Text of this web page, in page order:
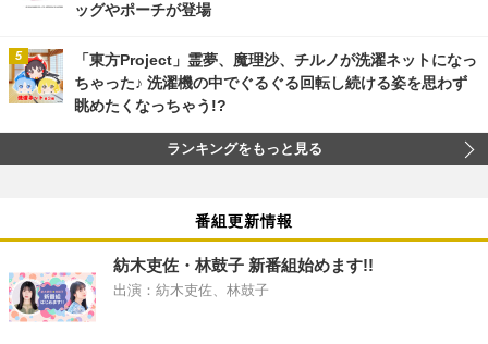
ッグやポーチが登場
「東方Project」霊夢、魔理沙、チルノが洗濯ネットになっ
ちゃった♪ 洗濯機の中でぐるぐる回転し続ける姿を思わず
眺めたくなっちゃう!?
ランキングをもっと見る
番組更新情報
紡木吏佐・林鼓子 新番組始めます!!
出演：紡木吏佐、林鼓子